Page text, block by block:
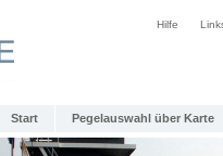
Hilfe
Start Pegelauswahl über Karte